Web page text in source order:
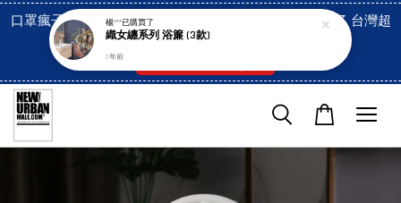
口罩瘋子官網, 放心訂購! 香港澳門信用卡付費已經開啓了 台灣超
市貨到付款也是!
楊***已購買了
織女纏系列 浴簾 (3款)
1 年前